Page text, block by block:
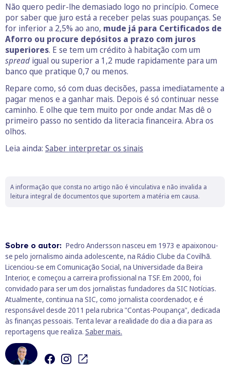
Não quero pedir-lhe demasiado logo no princípio. Comece
por saber que juro está a receber pelas suas poupanças. Se
for inferior a 2,5% ao ano, mude já para Certificados de
Aforro ou procure depósitos a prazo com juros
superiores. E se tem um crédito à habitação com um
spread igual ou superior a 1,2 mude rapidamente para um
banco que pratique 0,7 ou menos.
Repare como, só com duas decisões, passa imediatamente a
pagar menos e a ganhar mais. Depois é só continuar nesse
caminho. E olhe que tem muito por onde andar. Mas dê o
primeiro passo no sentido da literacia financeira. Abra os
olhos.
Leia ainda: Saber interpretar os sinais
A informação que consta no artigo não é vinculativa e não invalida a
leitura integral de documentos que suportem a matéria em causa.
Sobre o autor: Pedro Andersson nasceu em 1973 e apaixonou-
se pelo jornalismo ainda adolescente, na Rádio Clube da Covilhã.
Licenciou-se em Comunicação Social, na Universidade da Beira
Interior, e começou a carreira profissional na TSF. Em 2000, foi
convidado para ser um dos jornalistas fundadores da SIC Notícias.
Atualmente, continua na SIC, como jornalista coordenador, e é
responsável desde 2011 pela rubrica "Contas-Poupança", dedicada
às finanças pessoais. Tenta levar a realidade do dia a dia para as
reportagens que realiza. Saber mais.